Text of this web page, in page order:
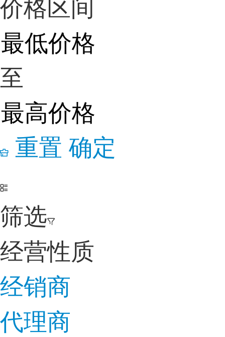
至
重置 确定
筛选
经营性质
经销商
代理商